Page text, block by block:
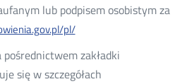
lub podpisem osobistym za
pl/
zakładki
się w szczegółach